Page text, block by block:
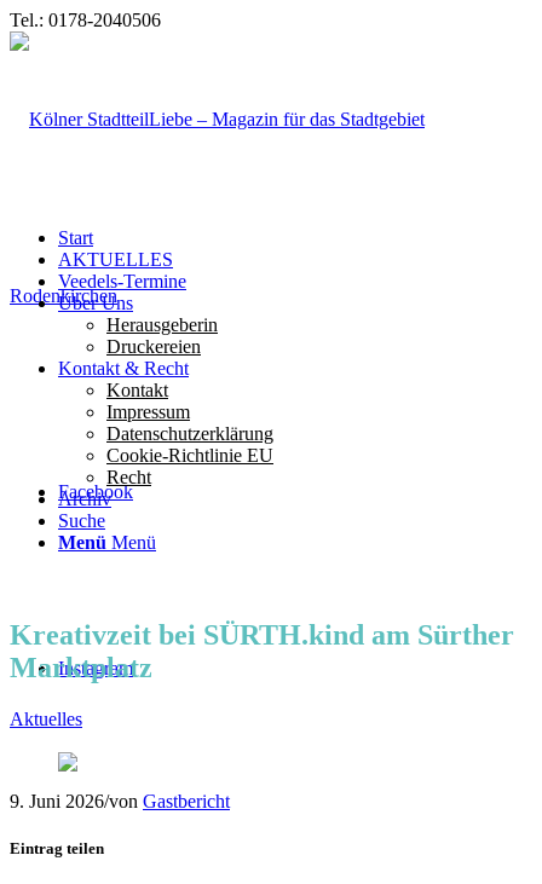
Tel.: 0178-2040506
Facebook
Instagram
Start
AKTUELLES
Veedels-Termine
Über Uns
Herausgeberin
Druckereien
Kontakt & Recht
Kontakt
Impressum
Datenschutzerklärung
Cookie-Richtlinie EU
Recht
Archiv
Suche
Menü Menü
Kreativzeit bei SÜRTH.kind am Sürther
Marktplatz
Aktuelles
9. Juni 2026/von Gastbericht
Eintrag teilen